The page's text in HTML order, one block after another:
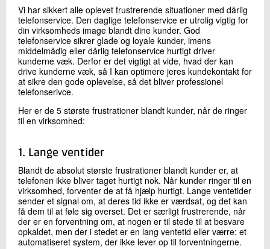
Vi har sikkert alle oplevet frustrerende situationer med dårlig
telefonservice. Den daglige telefonservice er utrolig vigtig for
din virksomheds image blandt dine kunder. God
telefonservice sikrer glade og loyale kunder, imens
middelmådig eller dårlig telefonservice hurtigt driver
kunderne væk. Derfor er det vigtigt at vide, hvad der kan
drive kunderne væk, så I kan optimere jeres kundekontakt for
at sikre den gode oplevelse, så det bliver professionel
telefonserivce.
Her er de 5 største frustrationer blandt kunder, når de ringer
til en virksomhed:
1. Lange ventider
Blandt de absolut største frustrationer blandt kunder er, at
telefonen ikke bliver taget hurtigt nok. Når kunder ringer til en
virksomhed, forventer de at få hjælp hurtigt. Lange ventetider
sender et signal om, at deres tid ikke er værdsat, og det kan
få dem til at føle sig overset. Det er særligt frustrerende, når
der er en forventning om, at nogen er til stede til at besvare
opkaldet, men der i stedet er en lang ventetid eller værre: et
automatiseret system, der ikke lever op til forventningerne.